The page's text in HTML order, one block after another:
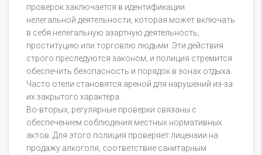
проверок заключается в идентификации
нелегальной деятельности, которая может включать
в себя нелегальную азартную деятельность,
проституцию или торговлю людьми. Эти действия
строго преследуются законом, и полиция стремится
обеспечить безопасность и порядок в зонах отдыха.
Часто отели становятся ареной для нарушений из-за
их закрытого характера.
Во-вторых, регулярные проверки связаны с
обеспечением соблюдения местных нормативных
актов. Для этого полиция проверяет лицензии на
продажу алкоголя, соответствие санитарным